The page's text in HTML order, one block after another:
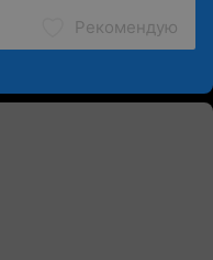
Рекомендую